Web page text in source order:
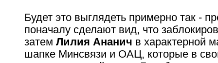
Будет это выглядеть примерно так -
поначалу сделают вид, что
затем Лилия Ананич в характерной
шапке Минсвязи и ОАЦ, которые в